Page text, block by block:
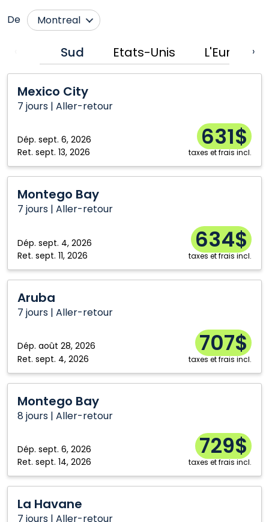
De
Montreal
Edmonton
Halifax
Moncton
Ottawa
Toronto
Vancouver
Sud Etats-Unis L'Europe›
Mexico City
7 jours | Aller-retour
Dép. sept. 6, 2026
Ret. sept. 13, 2026
631$
taxes et frais incl.
City
Montego Bay
7 jours | Aller-retour
Dép. sept. 4, 2026
Ret. sept. 11, 2026
634$
taxes et frais incl.
Bay
Aruba
7 jours | Aller-retour
Dép. août 28, 2026
Ret. sept. 4, 2026
707$
taxes et frais incl.
Montego Bay
8 jours | Aller-retour
Dép. sept. 6, 2026
Ret. sept. 14, 2026
729$
taxes et frais incl.
Bay
La Havane
7 jours | Aller-retour
Havane